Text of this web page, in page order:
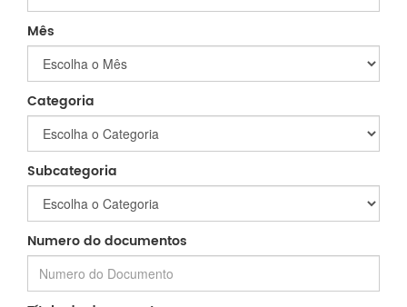
Mês
Categoria
Subcategoria
Numero do documentos